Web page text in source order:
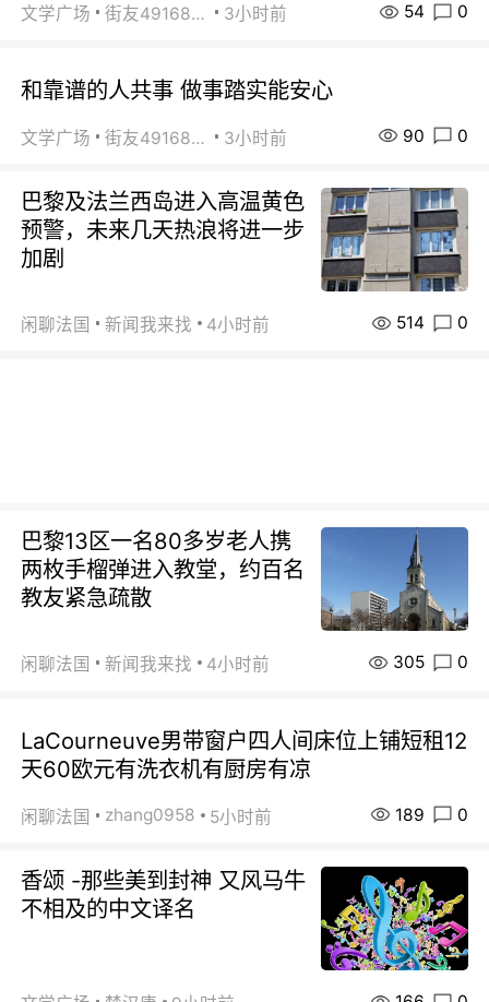
文学广场 街友49168527 3小时前 54 0
和靠谱的人共事 做事踏实能安心
文学广场 街友49168527 3小时前 90 0
巴黎及法兰西岛进入高温黄色
预警，未来几天热浪将进一步
加剧
闲聊法国 新闻我来找 4小时前 514 0
巴黎13区一名80多岁老人携
两枚手榴弹进入教堂，约百名
教友紧急疏散
闲聊法国 新闻我来找 4小时前 305 0
LaCourneuve男带窗户四人间床位上铺短租12
天60欧元有洗衣机有厨房有凉
闲聊法国 zhang0958 5小时前 189 0
香颂 -那些美到封神 又风马牛
不相及的中文译名